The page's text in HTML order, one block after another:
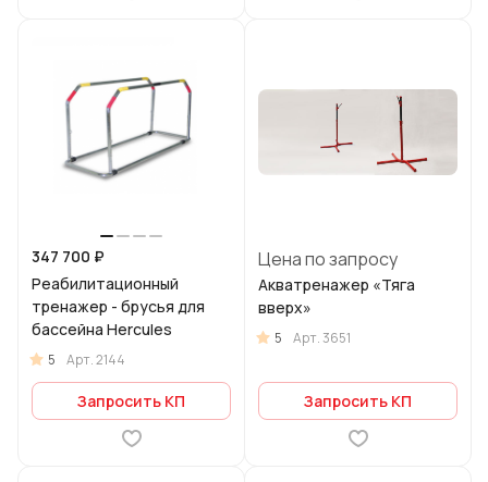
347 700 ₽
Реабилитационный
тренажер - брусья для
бассейна Hercules
5 Арт.2144
Запросить КП
Цена по запросу
Акватренажер «Тяга
вверх»
5 Арт.3651
Запросить КП